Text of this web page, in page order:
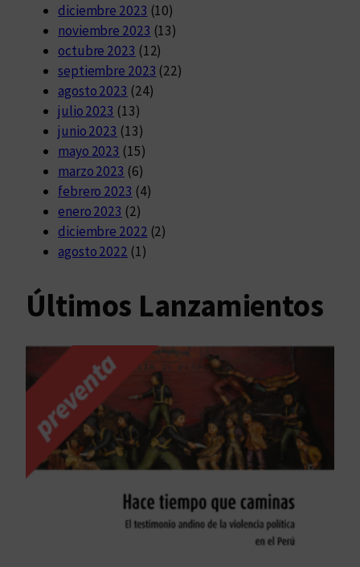
diciembre 2023 (10)
noviembre 2023 (13)
octubre 2023 (12)
septiembre 2023 (22)
agosto 2023 (24)
julio 2023 (13)
junio 2023 (13)
mayo 2023 (15)
marzo 2023 (6)
febrero 2023 (4)
enero 2023 (2)
diciembre 2022 (2)
agosto 2022 (1)
Últimos Lanzamientos